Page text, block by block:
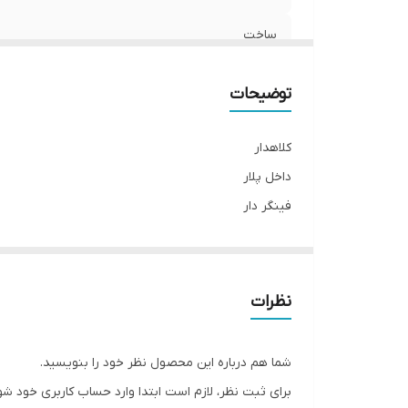
ساخت
توضیحات
کلاهدار
داخل پلار
فینگر دار
نظرات
شما هم درباره این محصول نظر خود را بنویسید.
برای ثبت نظر، لازم است ابتدا وارد حساب کاربری خود